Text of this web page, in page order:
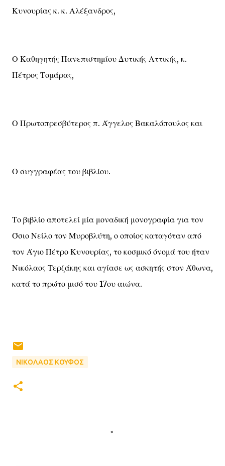
Κυνουρίας κ. κ. Αλέξανδρος,
Ο Καθηγητής Πανεπιστημίου Δυτικής Αττικής, κ.
Πέτρος Τομάρας,
Ο Πρωτοπρεσβύτερος π. Άγγελος Βακαλόπουλος και
Ο συγγραφέας του βιβλίου.
Το βιβλίο αποτελεί μία μοναδική μονογραφία για τον
Όσιο Νείλο τον Μυροβλύτη, ο οποίος καταγόταν από
τον Άγιο Πέτρο Κυνουρίας, το κοσμικό όνομά του ήταν
Νικόλαος Τερζάκης και αγίασε ως ασκητής στον Άθωνα,
κατά το πρώτο μισό του 17ου αιώνα.
ΝΙΚΟΛΑΟΣ ΚΟΥΦΟΣ